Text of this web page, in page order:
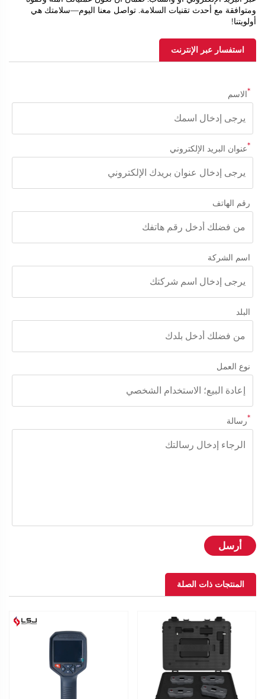
ومتوافقة مع أحدث تقنيات السلامة. تواصل معنا اليوم—سلامتك هي
أولويتنا!
استفسار عبر الإنترنت
الاسم
عنوان البريد الإلكتروني
رقم الهاتف
اسم الشركة
البلد
نوع العمل
رسالة
أرسل
المنتجات ذات الصلة